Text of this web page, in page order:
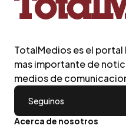
TotalMedios es el
mas importante de
medios de
Seguinos
Acerca de nosotros